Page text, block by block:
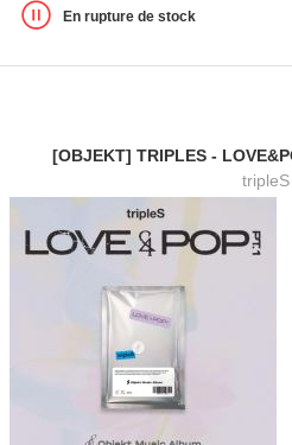
En rupture de stock
[OBJEKT] TRIPLES -
tripleS